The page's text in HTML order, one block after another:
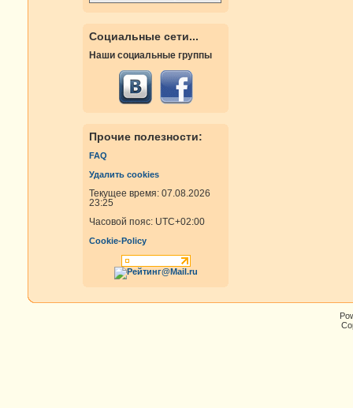
Социальные сети...
Наши социальные группы
Прочие полезности:
FAQ
Удалить cookies
Текущее время: 07.08.2026
23:25
Часовой пояс: UTC+02:00
Cookie-Policy